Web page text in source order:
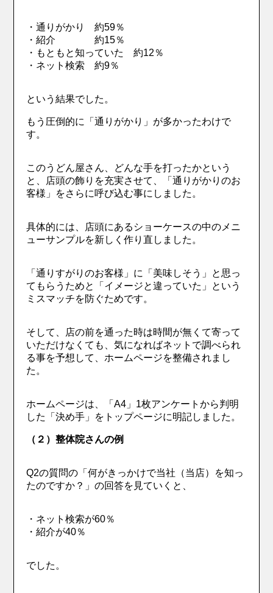
・通りがかり 約59％
・紹介 約15％
・もともと知っていた 約12％
・ネット検索 約9％
という結果でした。
もう圧倒的に「通りがかり」が多かったわけで
す。
このうどん屋さん、どんな手を打ったかという
と、店頭の飾りを充実させて、「通りがかりのお
客様」をさらに呼び込む事にしました。
具体的には、店頭にあるショーケースの中のメニ
ューサンプルを新しく作り直しました。
「通りすがりのお客様」に「美味しそう」と思っ
てもらうためと「イメージと違っていた」という
ミスマッチを防ぐためです。
そして、店の前を通った時は時間が無くて寄って
いただけなくても、気になればネットで調べられ
る事を予想して、ホームページを整備されまし
た。
ホームページは、「A4」1枚アンケートから判明
した「決め手」をトップページに明記しました。
（２）整体院さんの例
Q2の質問の「何がきっかけで当社（当店）を知っ
たのですか？」の回答を見ていくと、
・ネット検索が60％
・紹介が40％
でした。